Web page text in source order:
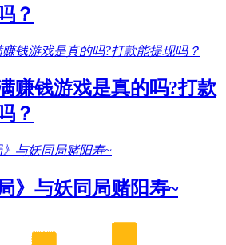
？
赚钱游戏是真的吗?打款
？
》与妖同局赌阳寿~